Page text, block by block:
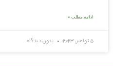
ادامه مطلب »
5 نوامبر, 2023 بدون دیدگاه